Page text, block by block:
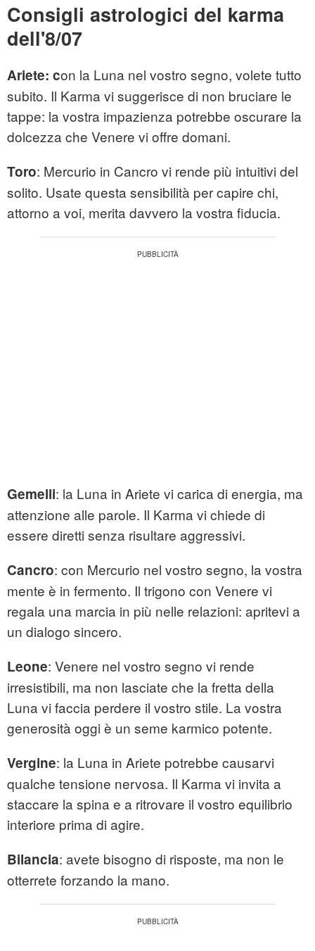
Consigli astrologici del karma
dell'8/07
Ariete: con la Luna nel vostro segno, volete tutto
subito. Il Karma vi suggerisce di non bruciare le
tappe: la vostra impazienza potrebbe oscurare la
dolcezza che Venere vi offre domani.
Toro: Mercurio in Cancro vi rende più intuitivi del
solito. Usate questa sensibilità per capire chi,
attorno a voi, merita davvero la vostra fiducia.
Gemelli: la Luna in Ariete vi carica di energia, ma
attenzione alle parole. Il Karma vi chiede di
essere diretti senza risultare aggressivi.
Cancro: con Mercurio nel vostro segno, la vostra
mente è in fermento. Il trigono con Venere vi
regala una marcia in più nelle relazioni: apritevi a
un dialogo sincero.
Leone: Venere nel vostro segno vi rende
irresistibili, ma non lasciate che la fretta della
Luna vi faccia perdere il vostro stile. La vostra
generosità oggi è un seme karmico potente.
Vergine: la Luna in Ariete potrebbe causarvi
qualche tensione nervosa. Il Karma vi invita a
staccare la spina e a ritrovare il vostro equilibrio
interiore prima di agire.
Bilancia: avete bisogno di risposte, ma non le
otterrete forzando la mano.